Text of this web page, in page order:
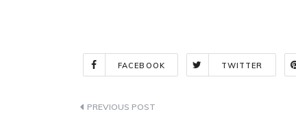
FACEBOOK TWITTER
Indlægsnavigation